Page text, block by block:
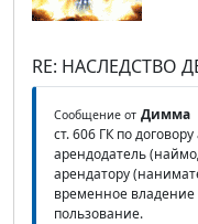
RE: НАСЛЕДСТВО
Сообщение от Димма
ст. 606 ГК по
арендодатель
арендатору
временное
пользование.